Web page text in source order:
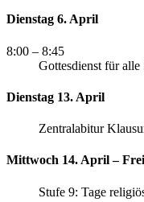
Dienstag 6. April
8:00 – 8:45
Gottesdienst für
Dienstag 13. April
Zentralabitur
Mittwoch 14. April –
Stufe 9: Tage